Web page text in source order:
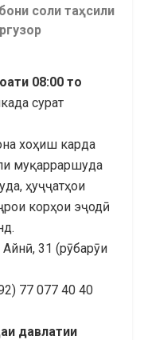
соли таҳсили
08:00 то
сурат
хоҳиш карда
муқарраршуда
ҳуҷҷатҳои
корҳои эҷодӣ
31 (рӯбарӯи
77 077 40 40
давлатии